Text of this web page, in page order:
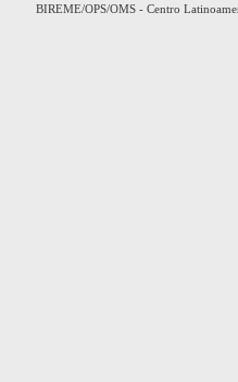
BIREME/OPS/OMS - Centro